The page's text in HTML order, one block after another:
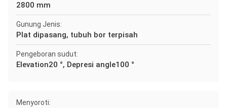
2800 mm
Gunung Jenis:
Plat dipasang, tubuh bor terpisah
Pengeboran sudut:
Elevation20 °, Depresi angle100 °
Menyoroti: